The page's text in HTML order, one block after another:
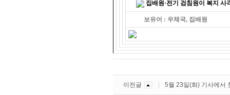
집배원·전기 검침원이 복지
보유어 : 우체국, 집배원
이전글 5월 23일(화) 기사에서